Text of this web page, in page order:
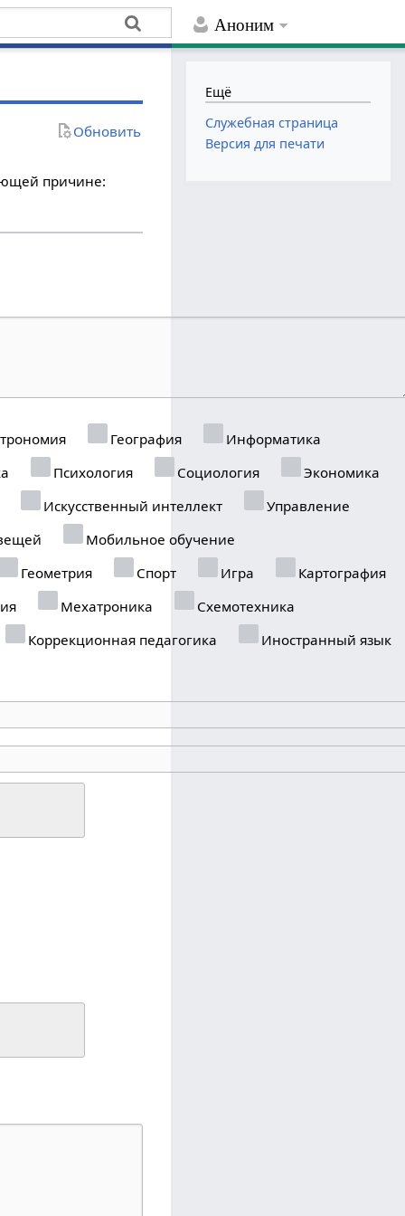
Аноним
Обновить
причине:
География
Информатика
Психология Социология
Экономика
Искусственный интеллект
Управление
Мобильное обучение
Геометрия
Спорт Игра
Картография
Мехатроника
Схемотехника
Коррекционная педагогика
Иностранный язык
Ещё
Служебная страница
Версия для печати